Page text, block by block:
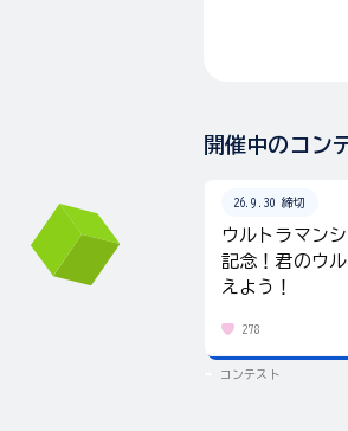
開催中のコン
26.9.30 締切
ウルトラマン
記念！君のウ
えよう！
278
コンテスト